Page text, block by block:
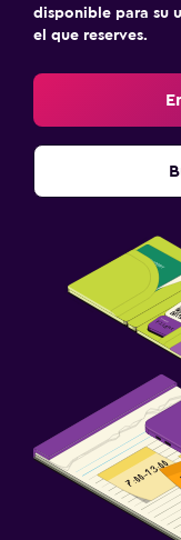
disponible para su
el que reserves.